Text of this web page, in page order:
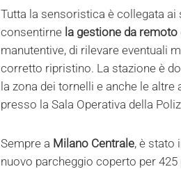
Tutta la sensoristica è collegata
consentirne la gestione da remoto
manutentive, di rilevare eventuali
corretto ripristino. La stazione è
la zona dei tornelli e anche le
presso la Sala Operativa della
Sempre a Milano Centrale, è stato
nuovo parcheggio coperto per